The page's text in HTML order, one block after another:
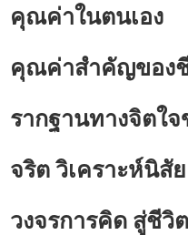
คุณค่าในตนเอง
คุณค่าสำคัญของ
รากฐานทางจิตใ
จริต วิเคราะห์นิสั
วงจรการคิด สู่ชี